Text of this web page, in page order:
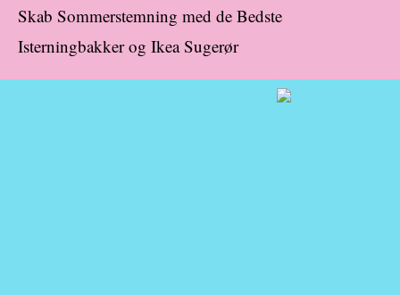
Skab Sommerstemning med de Bedste
Isterningbakker og Ikea Sugerør